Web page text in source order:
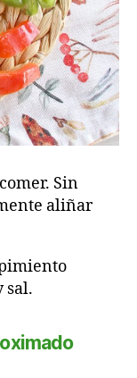
Sin
aliñar
sal.